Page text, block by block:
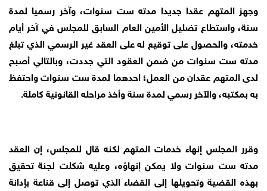
وجهز المتهم عقدا جديدا مدته ست سنوات، وآخر رسميا لمدة
سنة، واستطاع تضليل الأمين العام السابق للمجلس في آخر أيام
خدمته، والحصول على توقيع له على العقد غير الرسمي الذي تبلغ
مدته ست سنوات من ضمن العقود التي جددت، وبالتالي أصبح
لدى المتهم عقدان من العمل؛ احدهما لمدة ست سنوات واحتفظ
به بمكتبه، والآخر رسمي لمدة سنة وأخذ مراحله القانونية كاملة.
وقرر المجلس إنهاء خدمات المتهم لكنه قال للمجلس، إن العقد
مدته ست سنوات ولا يمكن إنهاؤه، وعليه شكلت لجنة تحقيق
بهذه القضية وتحويلها إلى القضاء الذي توصل إلى قناعة بإدانة